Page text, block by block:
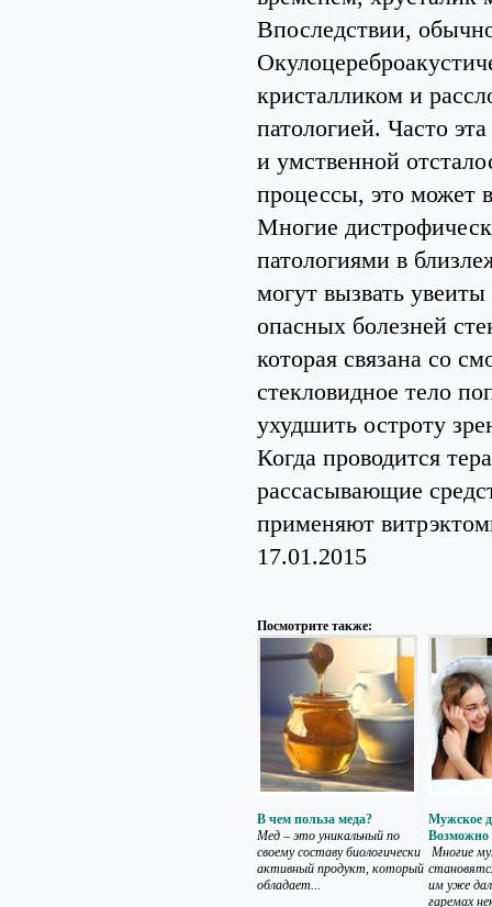
Впоследствии,
кристалликом и
патологией. Часто
и умственной
процессы, это может
Многие
патологиями в
могут вызвать
опасных болезней
которая связана со
стекловидное тело
ухудшить остроту
Когда проводится
рассасывающие
применяют
17.01.2015
Посмотрите также:
В чем польза меда?
Мед – это уникальный по
своему составу биологически
активный продукт, который
обладает...
Мужское
Возможно
Многие
им уже
гаремах